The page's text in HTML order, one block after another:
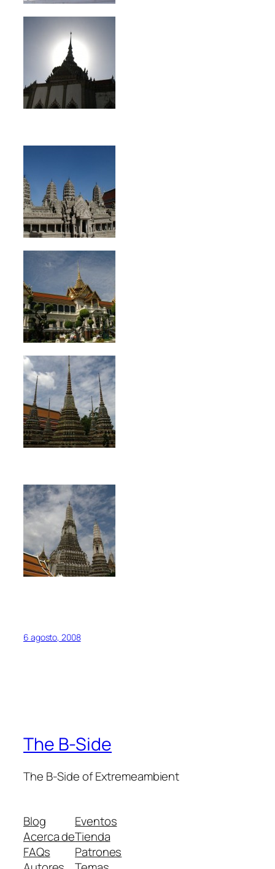
6 agosto, 2008
The B-Side
The B-Side of Extremeambient
Blog
Acerca de
FAQs
Eventos
Tienda
Patrones